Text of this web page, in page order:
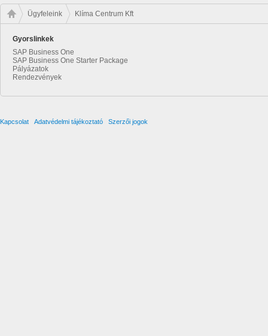
Ügyfeleink Klíma Centrum Kft
Gyorslinkek
SAP Business One
SAP Business One Starter Package
Pályázatok
Rendezvények
Kapcsolat Adatvédelmi tájékoztató Szerzői jogok